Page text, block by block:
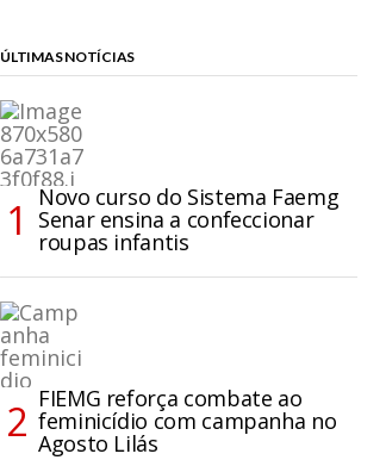
ÚLTIMAS NOTÍCIAS
Novo curso do Sistema Faemg
Senar ensina a confeccionar
roupas infantis
FIEMG reforça combate ao
feminicídio com campanha no
Agosto Lilás